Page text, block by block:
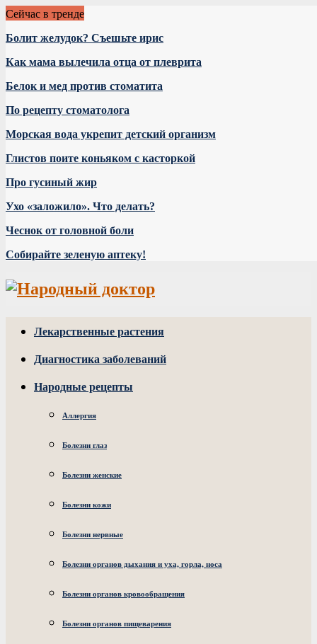
Сейчас в тренде
Болит желудок? Съешьте ирис
Как мама вылечила отца от плеврита
Белок и мед против стоматита
По рецепту стоматолога
Морская вода укрепит детский организм
Глистов поите коньяком с касторкой
Про гусиный жир
Ухо «заложило». Что делать?
Чеснок от головной боли
Собирайте зеленую аптеку!
Лекарственные растения
Диагностика заболеваний
Народные рецепты
Аллергия
Болезни глаз
Болезни женские
Болезни кожи
Болезни нервные
Болезни органов дыхания и уха, горла, носа
Болезни органов кровообращения
Болезни органов пищеварения